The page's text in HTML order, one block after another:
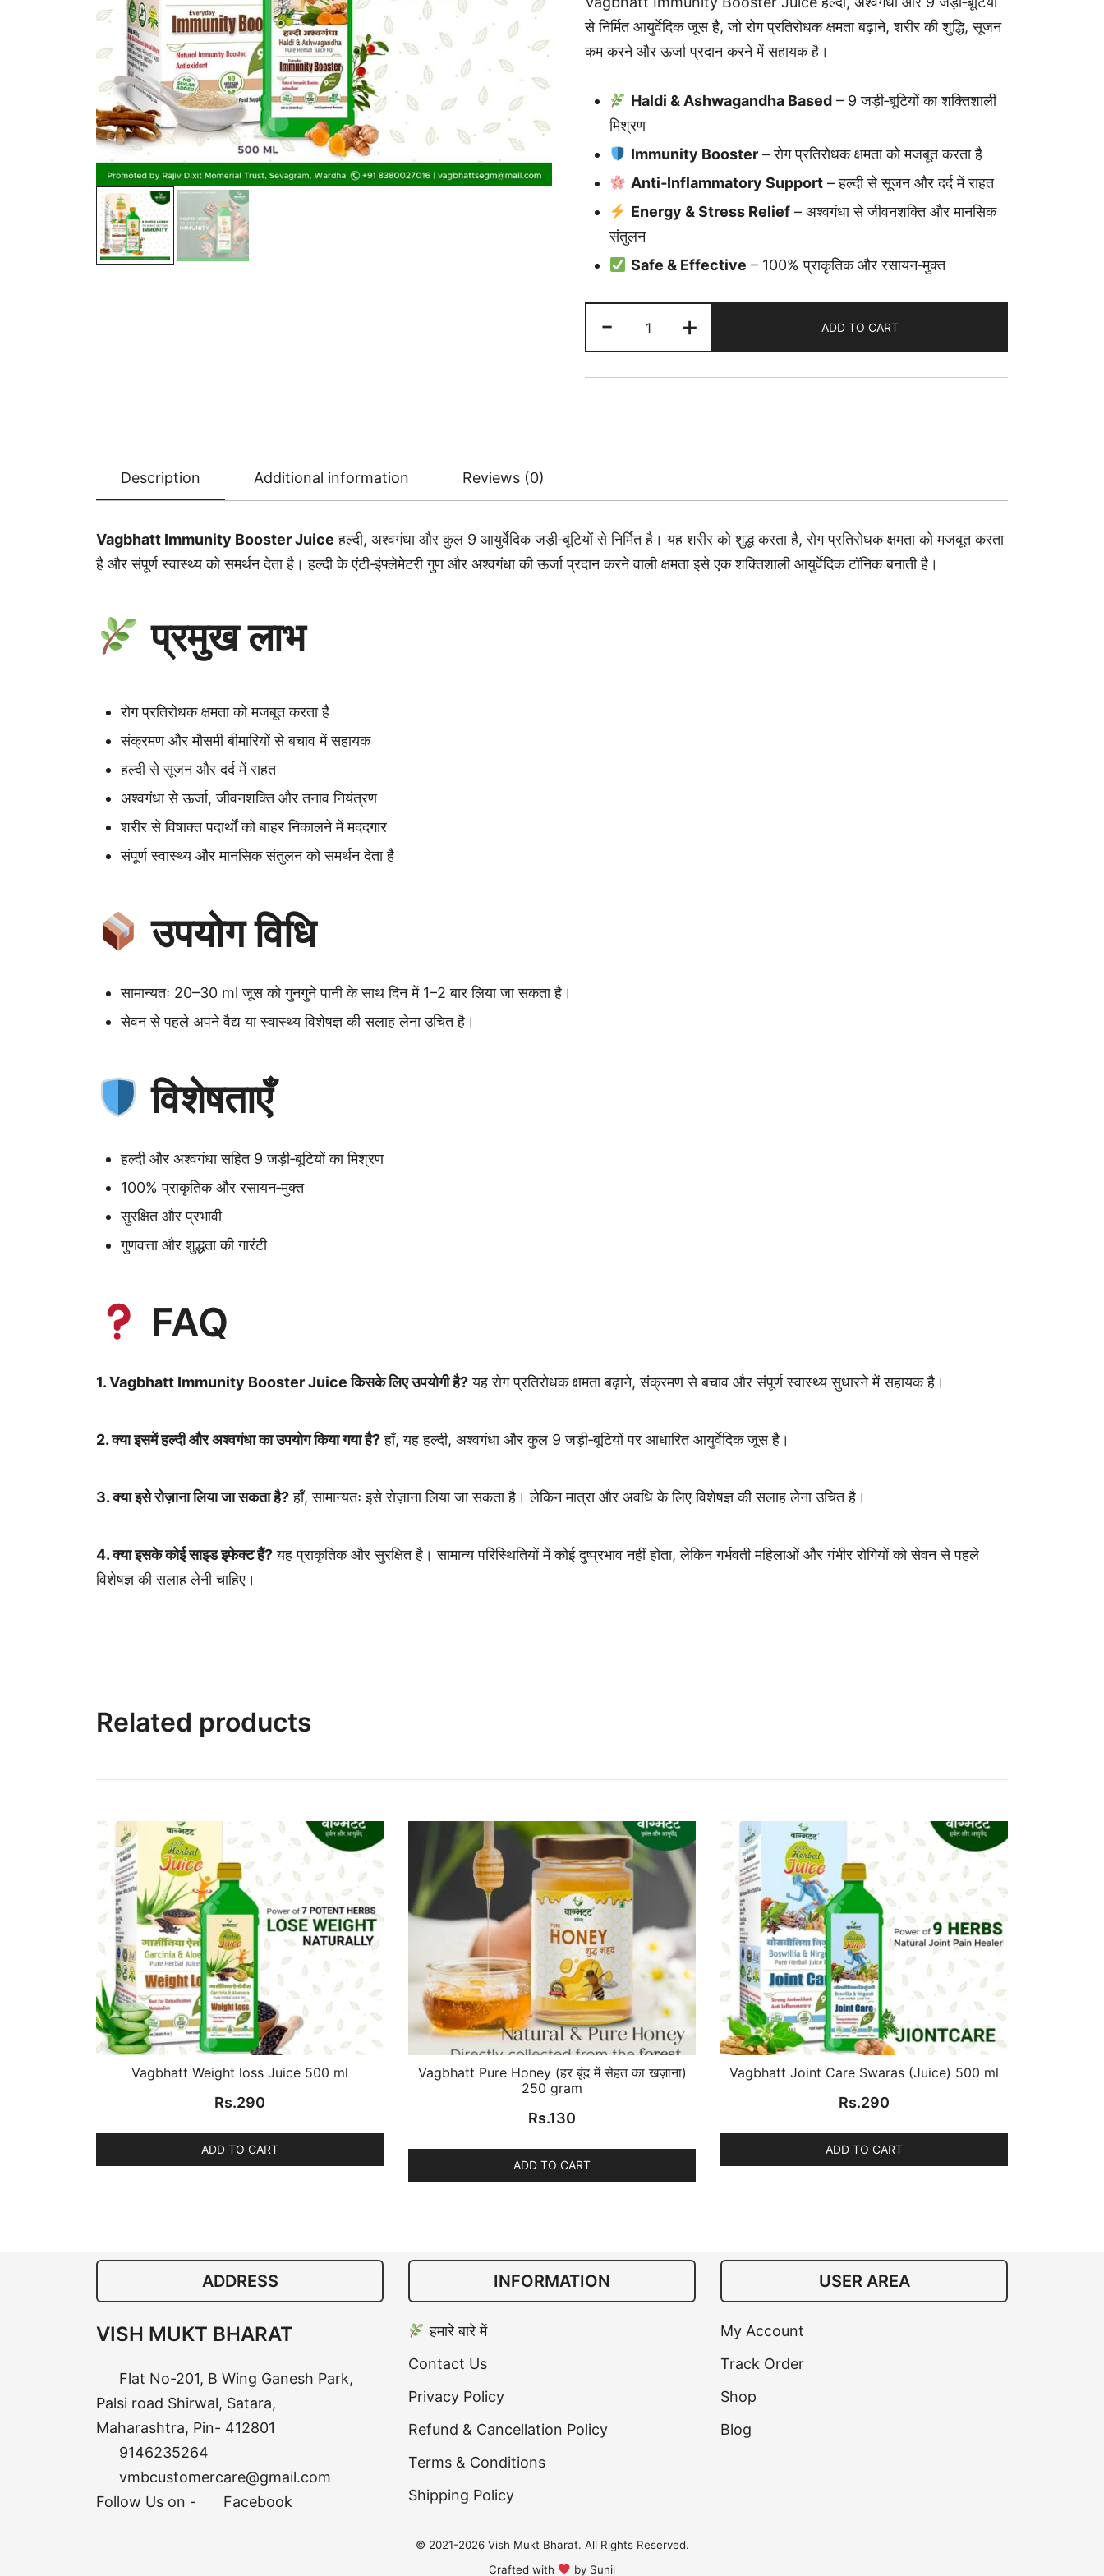
से निर्मित आयुर्वेदिक जूस है, जो रोग प्रतिरोधक क्षमता बढ़ाने, शरीर की शुद्धि, सूजन
कम करने और ऊर्जा प्रदान करने में सहायक है।
Haldi & Ashwagandha Based– 9 जड़ी‑बूटियों का शक्तिशाली
मिश्रण
Immunity Booster– रोग प्रतिरोधक क्षमता को मजबूत करता है
Anti‑Inflammatory Support– हल्दी से सूजन और दर्द में राहत
Energy & Stress Relief– अश्वगंधा से जीवनशक्ति और मानसिक
संतुलन
Safe & Effective – 100% प्राकृतिक और रसायन‑मुक्त
-
Immunity
+ ADD TO CART
Description Additional information Reviews (0)
Vagbhatt Immunity Booster Juice हल्दी, अश्वगंधा और कुल 9 आयुर्वेदिक जड़ी‑बूटियों से निर्मित है। यह शरीर को शुद्ध करता है, रोग प्रतिरोधक क्षमता को मजबूत करता
है और संपूर्ण स्वास्थ्य को समर्थन देता है। हल्दी के एंटी‑इंफ्लेमेटरी गुण और अश्वगंधा की ऊर्जा प्रदान करने वाली क्षमता इसे एक शक्तिशाली आयुर्वेदिक टॉनिक बनाती है।
प्रमुख लाभ
रोग प्रतिरोधक क्षमता को मजबूत करता है
संक्रमण और मौसमी बीमारियों से बचाव में सहायक
हल्दी से सूजन और दर्द में राहत
अश्वगंधा से ऊर्जा, जीवनशक्ति और तनाव नियंत्रण
शरीर से विषाक्त पदार्थों को बाहर निकालने में मददगार
संपूर्ण स्वास्थ्य और मानसिक संतुलन को समर्थन देता है
उपयोग विधि
सामान्यतः 20–30 ml जूस को गुनगुने पानी के साथ दिन में 1–2 बार लिया जा सकता है।
सेवन से पहले अपने वैद्य या स्वास्थ्य विशेषज्ञ की सलाह लेना उचित है।
विशेषताएँ
हल्दी और अश्वगंधा सहित 9 जड़ी‑बूटियों का मिश्रण
100% प्राकृतिक और रसायन‑मुक्त
सुरक्षित और प्रभावी
गुणवत्ता और शुद्धता की गारंटी
FAQ
1. Vagbhatt Immunity Booster Juice किसके लिए उपयोगी है?यह रोग प्रतिरोधक क्षमता बढ़ाने, संक्रमण से बचाव और संपूर्ण स्वास्थ्य सुधारने में सहायक है।
2. क्या इसमें हल्दी और अश्वगंधा का उपयोग किया गया है?हाँ, यह हल्दी, अश्वगंधा और कुल 9 जड़ी‑बूटियों पर आधारित आयुर्वेदिक जूस है।
3. क्या इसे रोज़ाना लिया जा सकता है?हाँ, सामान्यतः इसे रोज़ाना लिया जा सकता है। लेकिन मात्रा और अवधि के लिए विशेषज्ञ की सलाह लेना उचित है।
4. क्या इसके कोई साइड इफेक्ट हैं?यह प्राकृतिक और सुरक्षित है। सामान्य परिस्थितियों में कोई दुष्प्रभाव नहीं होता, लेकिन गर्भवती महिलाओं और गंभीर रोगियों को सेवन से पहले
विशेषज्ञ की सलाह लेनी चाहिए।
Related products
Vagbhatt Weight loss Juice 500 ml
Rs.290
ADD TO CART
Vagbhatt Pure Honey (हर बूंद में सेहत का खज़ाना)
250 gram
Rs.130
ADD TO CART
Vagbhatt Joint Care Swaras (Juice) 500 ml
Rs.290
ADD TO CART
ADDRESS
VISH MUKT BHARAT
Flat No-201, B Wing Ganesh Park,
Palsi road Shirwal, Satara,
Maharashtra, Pin- 412801
9146235264
vmbcustomercare@gmail.com
Follow Us on -
Facebook
INFORMATION
हमारे बारे में
Contact Us
Privacy Policy
Refund & Cancellation Policy
Terms & Conditions
Shipping Policy
USER AREA
My Account
Track Order
Shop
Blog
© 2021-2026 Vish Mukt Bharat. All Rights Reserved.
Crafted with
by Sunil